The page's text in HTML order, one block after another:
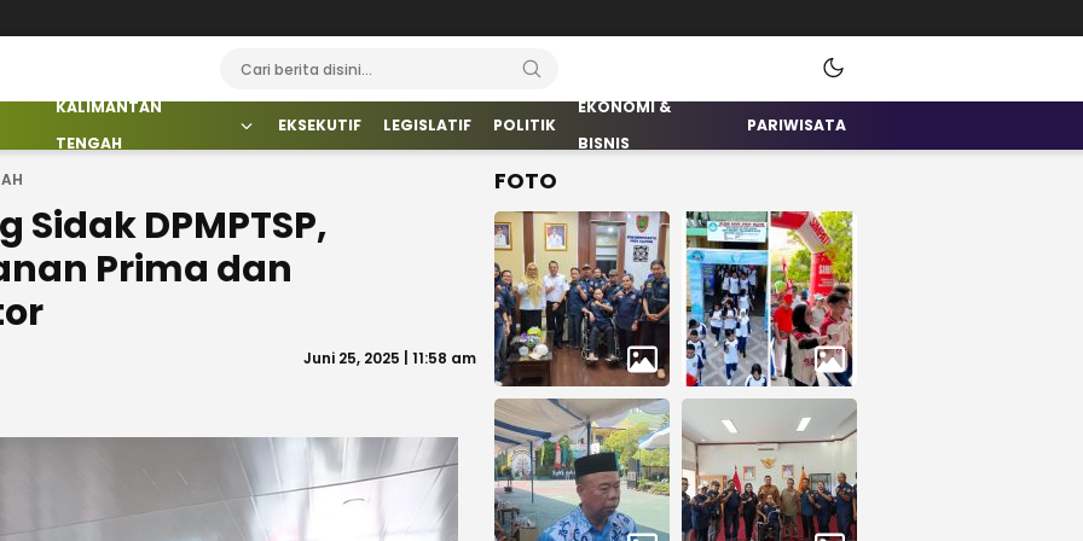
KALIMANTAN
TENGAH
EKSEKUTIF LEGISLATIF POLITIK
EKONOMI &
BISNIS
PARIWISATA
DPMPTSP,
Prima dan
Juni 25, 2025 | 11:58 am
FOTO